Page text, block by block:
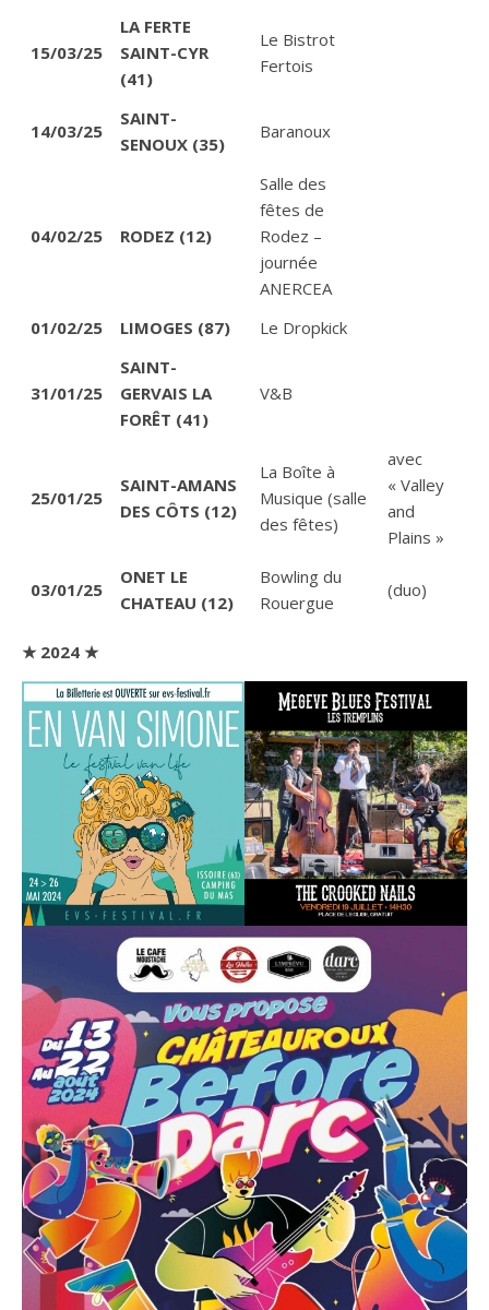
15/03/25
LA FERTE
SAINT-CYR
(41)
Le Bistrot
Fertois
14/03/25
SAINT-
SENOUX (35)
Baranoux
04/02/25 RODEZ (12)
Salle des
fêtes de
Rodez –
journée
ANERCEA
01/02/25
LIMOGES (87) Le Dropkick
31/01/25
SAINT-
GERVAIS LA
FORÊT (41)
V&B
25/01/25
SAINT-AMANS
DES CÔTS (12)
La Boîte à
Musique (salle
des fêtes)
avec
« Valley
and
Plains »
03/01/25
ONET LE
CHATEAU (12)
Bowling du
Rouergue
(duo)
★ 2024 ★